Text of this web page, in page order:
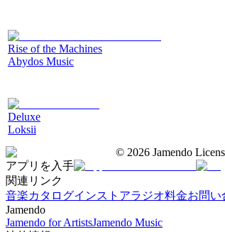
Rise of the Machines
Abydos Music
Deluxe
Loksii
© 2026 Jamendo
アプリを入手
関連リンク
音楽カタログインストアラジオ料金お問い
Jamendo
Jamendo for ArtistsJamendo Music